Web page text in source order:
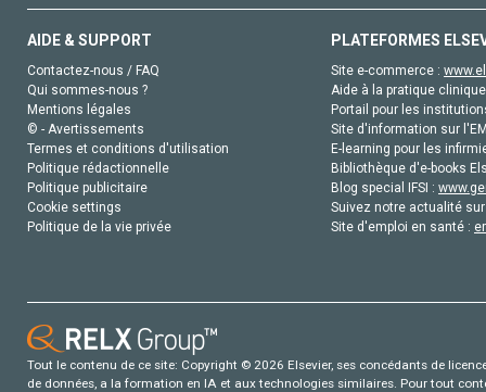
AIDE & SUPPORT
Contactez-nous / FAQ
Qui sommes-nous ?
Mentions légales
© - Avertissements
Termes et conditions d'utilisation
Politique rédactionnelle
Politique publicitaire
Cookie settings
Politique de la vie privée
PLATEFORMES
Site e-commerce :
Aide à la pratique
Portail pour les
Site d'information sur
E-learning pour les
Bibliothèque d'e-books
Blog special IFSI :
Suivez notre actualité
Site d'emploi en santé :
Tout le contenu de ce site: Copyright © 2026 Elsevier, ses concédants de
de données, a la formation en IA et aux technologies similaires. Pour tout